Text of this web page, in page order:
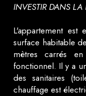
INVESTIR DANS LA
L'appartement est
surface habitable
mètres carrés
fonctionnel. Il y a
des sanitaires
chauffage est